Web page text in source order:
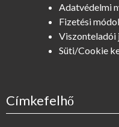
Adatvédelmi
Fizetési
Viszonteladói
Süti/Cookie
Címkefelhő